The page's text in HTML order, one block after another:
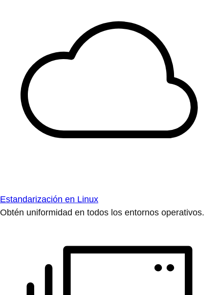
Estandarización en Linux
Obtén uniformidad en todos los entornos operativos.